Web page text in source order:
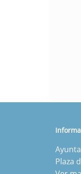
Plaza